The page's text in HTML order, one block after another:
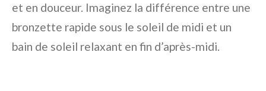
et en douceur. Imaginez la différence entre une
bronzette rapide sous le soleil de midi et un
bain de soleil relaxant en fin d’après-midi.